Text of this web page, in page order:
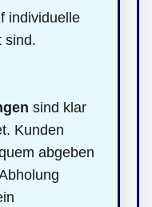
individuelle
sind.
sind klar
Kunden
abgeben